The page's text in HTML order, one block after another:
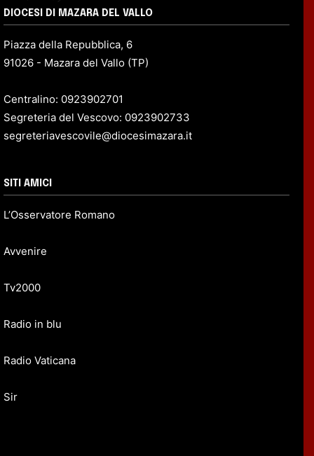
DIOCESI DI MAZARA DEL VALLO
Piazza della Repubblica, 6
91026 - Mazara del Vallo (TP)
Centralino: 0923902701
Segreteria del Vescovo: 0923902733
segreteriavescovile@diocesimazara.it
SITI AMICI
L’Osservatore Romano
Avvenire
Tv2000
Radio in blu
Radio Vaticana
Sir